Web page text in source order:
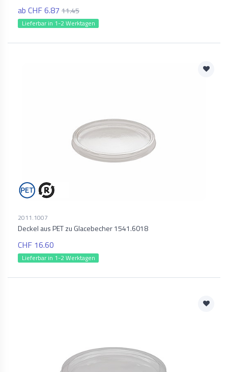
ab CHF 6.87 11.45
Lieferbar in 1-2 Werktagen
2011.1007
Deckel aus PET zu Glacebecher 1541.6018
CHF 16.60
Lieferbar in 1-2 Werktagen